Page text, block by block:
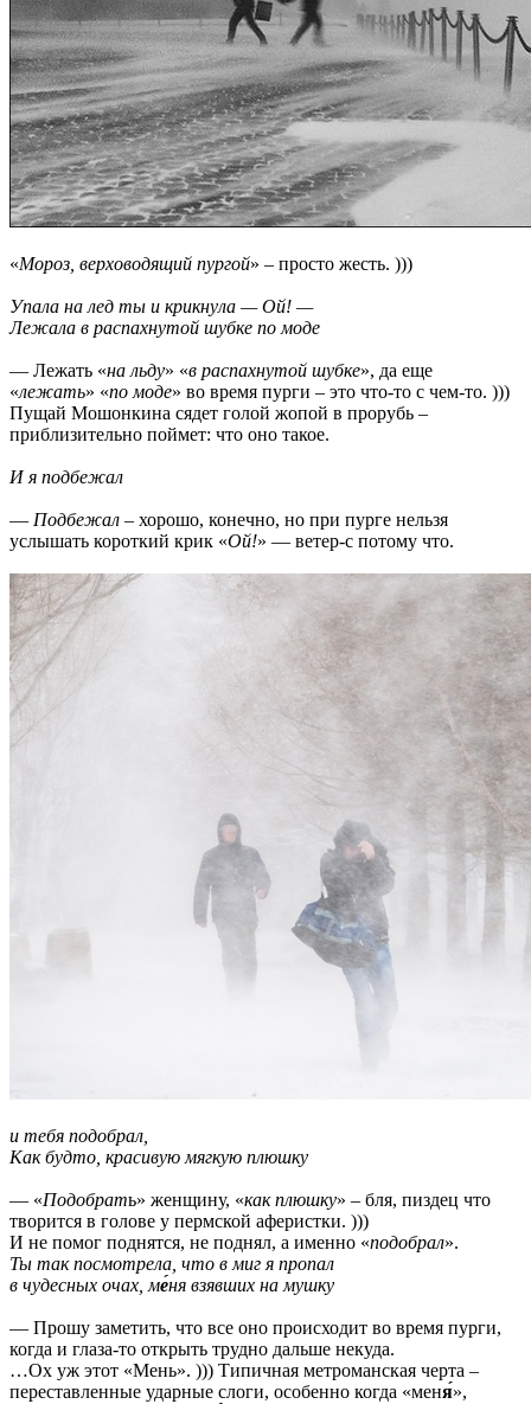
«Мороз, верховодящий пургой» – просто жесть. )))
Упала на лед ты и крикнула — Ой! —
Лежала в распахнутой шубке по моде
— Лежать «на льду» «в распахнутой шубке», да еще
«лежать» «по моде» во время пурги – это что-то с чем-то. )))
Пущай Мошонкина сядет голой жопой в прорубь –
приблизительно поймет: что оно такое.
И я подбежал
— Подбежал – хорошо, конечно, но при пурге нельзя
услышать короткий крик «Ой!» — ветер-с потому что.
и тебя подобрал,
Как будто, красивую мягкую плюшку
— «Подобрать» женщину, «как плюшку» – бля, пиздец что
творится в голове у пермской аферистки. )))
И не помог поднятся, не поднял, а именно «подобрал».
Ты так посмотрела, что в миг я пропал
в чудесных очах, ме́ня взявших на мушку
— Прошу заметить, что все оно происходит во время пурги,
когда и глаза-то открыть трудно дальше некуда.
…Ох уж этот «Мень». ))) Типичная метроманская черта –
переставленные ударные слоги, особенно когда «меня́»,